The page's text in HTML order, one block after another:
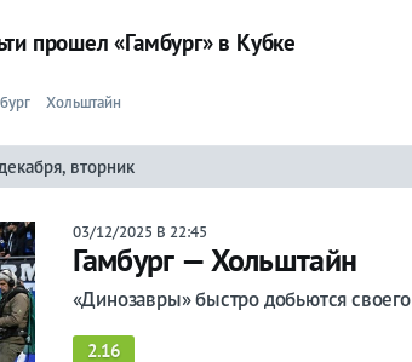
прошел «Гамбург» в Кубке
Хольштайн
вторник
03/12/2025 В 22:45
Гамбург — Хольштайн
«Динозавры» быстро добьются своего
2.16